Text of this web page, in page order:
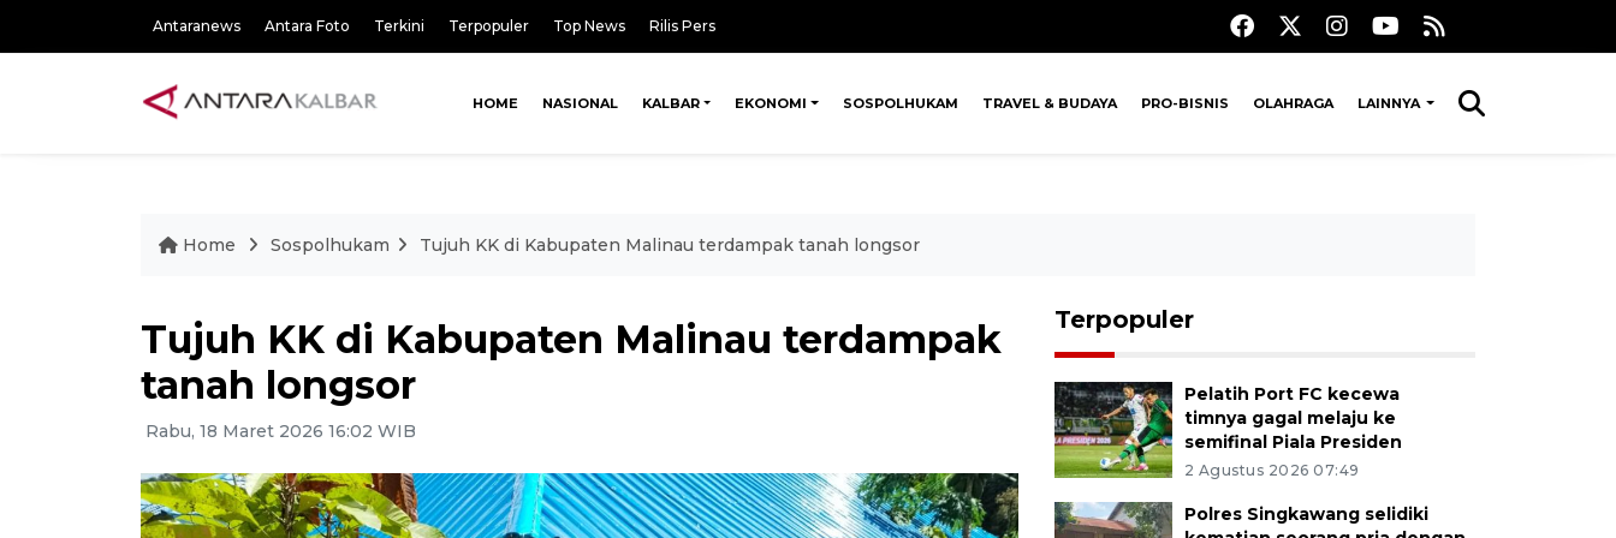
Antaranews Antara Foto Terkini Terpopuler Top News Rilis Pers
HOME NASIONAL KALBAR EKONOMI SOSPOLHUKAM TRAVEL & BUDAYA PRO-BISNIS OLAHRAGA LAINNYA
Home Sospolhukam Tujuh KK di Kabupaten Malinau terdampak tanah longsor
Tujuh KK di Kabupaten Malinau terdampak
tanah longsor
Rabu, 18 Maret 2026 16:02 WIB
Terpopuler
Pelatih Port FC kecewa
timnya gagal melaju ke
semifinal Piala Presiden
2 Agustus 2026 07:49
Polres Singkawang selidiki